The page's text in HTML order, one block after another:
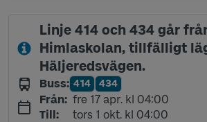
Linje 414 och 434 går
Himlaskolan, tillfälligt
Häljeredsvägen.
Buss: Linje
414 Linje
434
Från: fredag 17 april kl 04:00
fre 17 apr. kl 04:00
Till: torsdag 1 oktober kl 04:00
tors 1 okt. kl 04:00